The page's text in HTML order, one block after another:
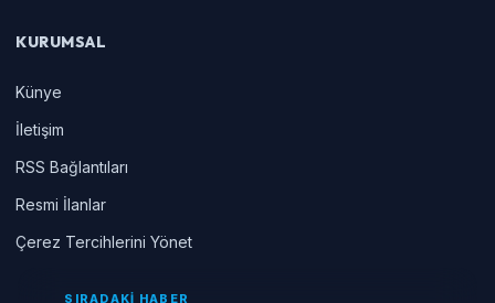
KURUMSAL
Künye
İletişim
RSS Bağlantıları
Resmi İlanlar
Çerez Tercihlerini Yönet
SIRADAKİ HABER